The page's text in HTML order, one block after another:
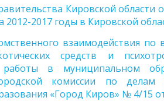
Кировской области
2012-2017 годы в Кировской
взаимодействия
средств и
работы в муниципальном
комиссии по
«Город Киров» № 4/15